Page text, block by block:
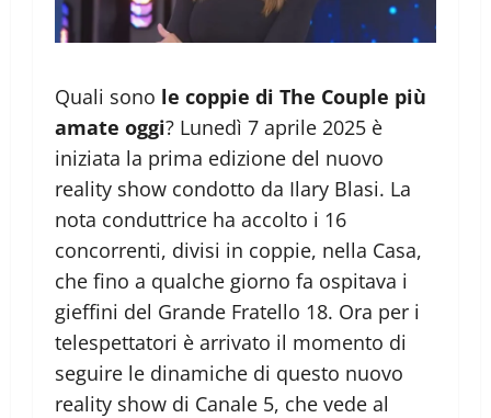
Quali sono le coppie di The Couple più
amate oggi? Lunedì 7 aprile 2025 è
iniziata la prima edizione del nuovo
reality show condotto da Ilary Blasi. La
nota conduttrice ha accolto i 16
concorrenti, divisi in coppie, nella Casa,
che fino a qualche giorno fa ospitava i
gieffini del Grande Fratello 18. Ora per i
telespettatori è arrivato il momento di
seguire le dinamiche di questo nuovo
reality show di Canale 5, che vede al